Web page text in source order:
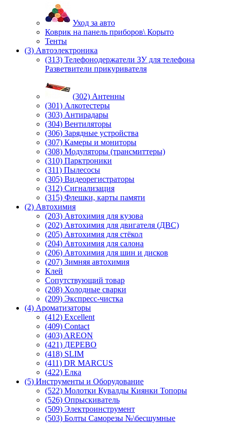
Уход за авто
Коврик на панель приборов\ Корыто
Тенты
(3) Автоэлектроника
(313) Телефонодержатели ЗУ для телефона
Разветвители прикуривателя
(302) Антенны
(301) Алкотестеры
(303) Антирадары
(304) Вентиляторы
(306) Зарядные устройства
(307) Камеры и мониторы
(308) Модуляторы (трансмиттеры)
(310) Парктроники
(311) Пылесосы
(305) Видеорегистраторы
(312) Сигнализация
(315) Флешки, карты памяти
(2) Автохимия
(203) Автохимия для кузова
(202) Автохимия для двигателя (ДВС)
(205) Автохимия для стёкол
(204) Автохимия для салона
(206) Автохимия для шин и дисков
(207) Зимняя автохимия
Клей
Сопутствующий товар
(208) Холодные сварки
(209) Экспреcс-чистка
(4) Ароматизаторы
(412) Excellent
(409) Contact
(403) AREON
(421) ДЕРЕВО
(418) SLIM
(411) DR MARCUS
(422) Елка
(5) Инструменты и Оборудование
(522) Молотки Кувалды Киянки Топоры
(526) Опрыскиватель
(509) Электроинструмент
(503) Болты Саморезы №\бесшумные